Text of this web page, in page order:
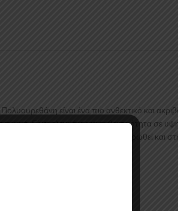
είναι ένα πιο ανθεκτικό και
Είναι ελεγμένα για ανθεκτικότητα σε
Το προϊόν θα πρέπει να ασταρωθεί και